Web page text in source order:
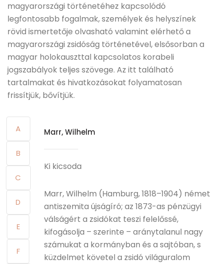
magyarországi történetéhez kapcsolódó
legfontosabb fogalmak, személyek és helyszínek
rövid ismertetője olvasható valamint elérhető a
magyarországi zsidóság történetével, elsősorban a
magyar holokauszttal kapcsolatos korabeli
jogszabályok teljes szövege. Az itt található
tartalmakat és hivatkozásokat folyamatosan
frissítjük, bővítjük.
A
B
C
D
E
F
Marr, Wilhelm
Ki kicsoda
Marr, Wilhelm (Hamburg, 1818–1904) német
antiszemita újságíró; az 1873-as pénzügyi
válságért a zsidókat teszi felelőssé,
kifogásolja – szerinte – aránytalanul nagy
számukat a kormányban és a sajtóban, s
küzdelmet követel a zsidó világuralom